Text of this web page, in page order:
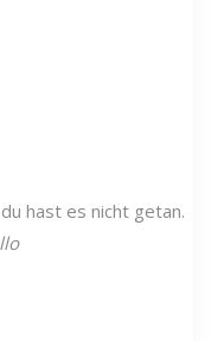
hast es nicht getan.